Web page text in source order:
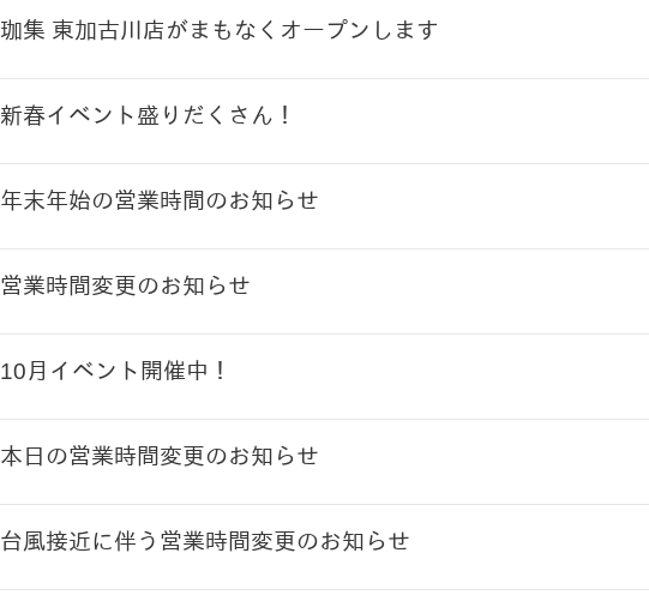
珈集 東加古川店がまもなくオープンします
新春イベント盛りだくさん！
年末年始の営業時間のお知らせ
営業時間変更のお知らせ
10月イベント開催中！
本日の営業時間変更のお知らせ
台風接近に伴う営業時間変更のお知らせ